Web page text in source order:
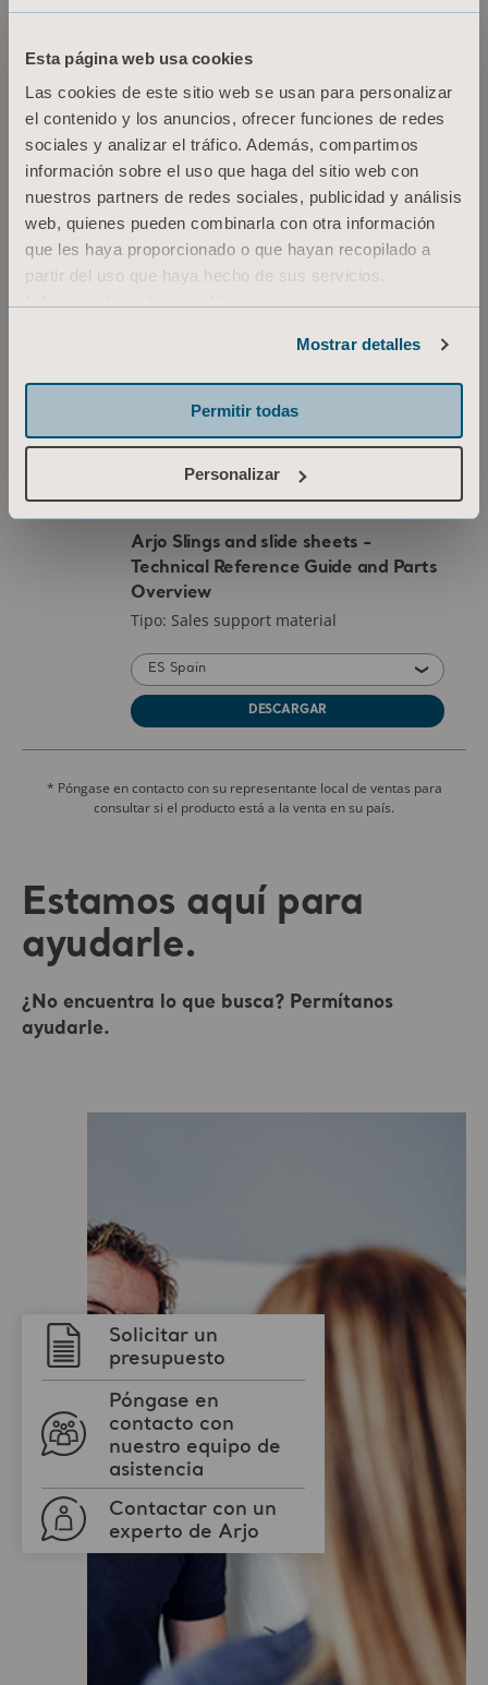
Esta página web usa cookies
Las cookies de este sitio web se usan para personalizar
el contenido y los anuncios, ofrecer funciones de redes
sociales y analizar el tráfico. Además, compartimos
información sobre el uso que haga del sitio web con
nuestros partners de redes sociales, publicidad y análisis
web, quienes pueden combinarla con otra información
que les haya proporcionado o que hayan recopilado a
partir del uso que haya hecho de sus servicios.
Mostrar detalles
Permitir todas
Personalizar
Arjo sling sizing and measurement
guide
Tipo: Guía de referencia rápida (QRG)
ES Spain
DESCARGAR
Arjo Slings and slide sheets -
Technical Reference Guide and Parts
Overview
Tipo: Sales support material
ES Spain
DESCARGAR
* Póngase en contacto con su representante local de ventas para
consultar si el producto está a la venta en su país.
Estamos aquí para
ayudarle.
¿No encuentra lo que busca? Permítanos
contacto con
nuestro equipo de
asistencia
Contactar con un
experto de Arjo